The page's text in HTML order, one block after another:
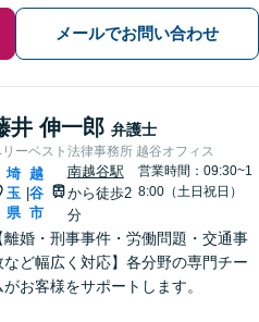
メールでお問い合わせ
井 伸一郎 弁護士
ーベスト法律事務所 越谷オフィス
埼
玉
県
|
越
谷
市
南越谷駅
から徒歩2
分
営業時間：09:30~1
8:00（土日祝日）
離婚・刑事事件・労働問題・交通事
など幅広く対応】各分野の専門チー
がお客様をサポートします。